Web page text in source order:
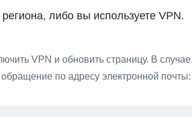
либо вы используете VPN.
VPN и обновить страницу. В
по адресу электронной почты: